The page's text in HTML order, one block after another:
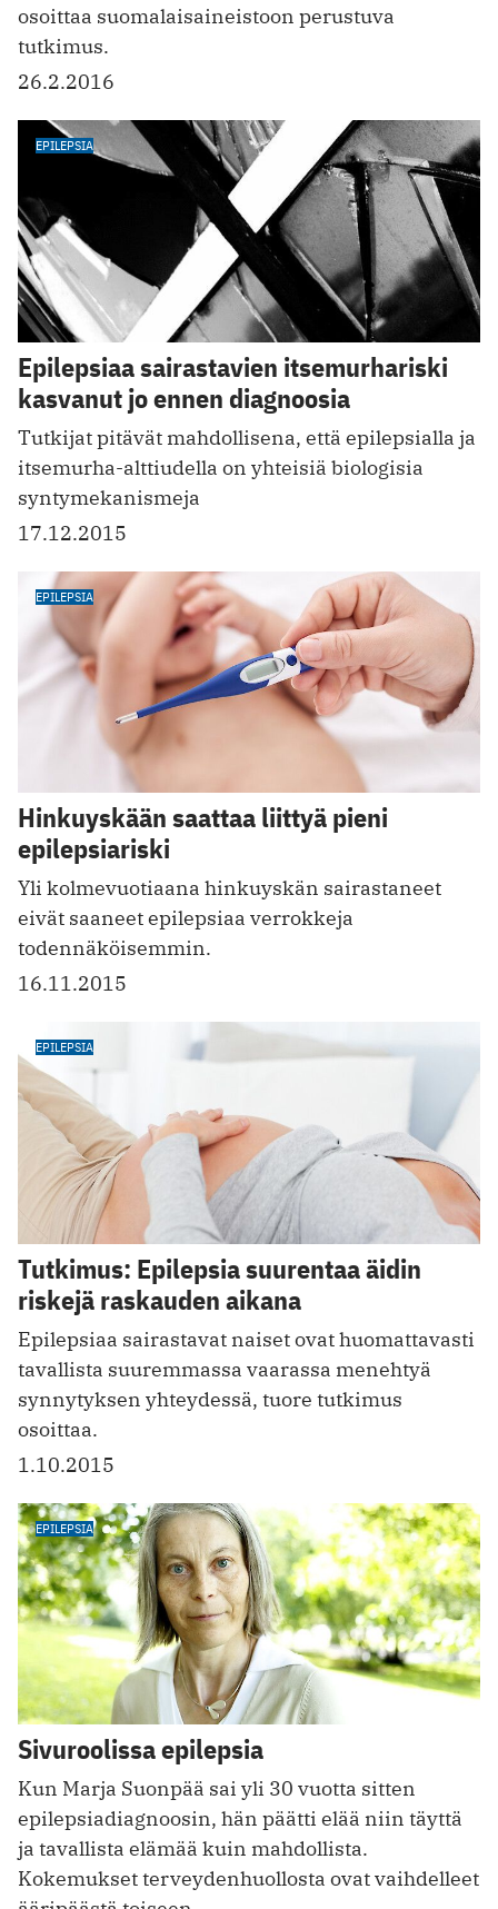
osoittaa suomalaisaineistoon perustuva
tutkimus.
26.2.2016
EPILEPSIA
Epilepsiaa sairastavien itsemurhariski
kasvanut jo ennen diagnoosia
Tutkijat pitävät mahdollisena, että epilepsialla ja
itsemurha-alttiudella on yhteisiä biologisia
syntymekanismeja
17.12.2015
EPILEPSIA
Hinkuyskään saattaa liittyä pieni
epilepsiariski
Yli kolmevuotiaana hinkuyskän sairastaneet
eivät saaneet epilepsiaa verrokkeja
todennäköisemmin.
16.11.2015
EPILEPSIA
Tutkimus: Epilepsia suurentaa äidin
riskejä raskauden aikana
Epilepsiaa sairastavat naiset ovat huomattavasti
tavallista suuremmassa vaarassa menehtyä
synnytyksen yhteydessä, tuore tutkimus
osoittaa.
1.10.2015
EPILEPSIA
Sivuroolissa epilepsia
Kun Marja Suonpää sai yli 30 vuotta sitten
epilepsiadiagnoosin, hän päätti elää niin täyttä
ja tavallista elämää kuin mahdollista.
Kokemukset terveyden­huollosta ovat vaihdelleet